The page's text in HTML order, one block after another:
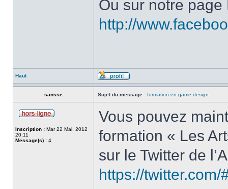
Ou sur notre page
http://
Haut
sansse Sujet du message : formation en game design
Inscription : Mar 22 Mai, 2012
20:11
Message(s) : 4
Vous pouvez
formation « Les
sur le Twitter de
https://twitter.com/